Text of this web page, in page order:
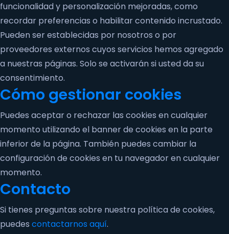
funcionalidad y personalización mejoradas, como
recordar preferencias o habilitar contenido incrustado.
Pueden ser establecidas por nosotros o por
proveedores externos cuyos servicios hemos agregado
a nuestras páginas. Solo se activarán si usted da su
consentimiento.
Cómo gestionar cookies
Puedes aceptar o rechazar las cookies en cualquier
momento utilizando el banner de cookies en la parte
inferior de la página. También puedes cambiar la
configuración de cookies en tu navegador en cualquier
momento.
Contacto
Si tienes preguntas sobre nuestra política de cookies,
puedes contactarnos aquí.